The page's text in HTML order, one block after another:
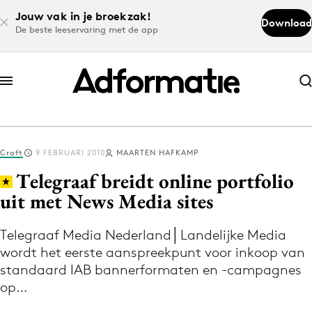
Jouw vak in je broekzak!
De beste leeservaring met de app
Download
Abonneer nu
Abonneer nu
Log in
Volg het laatste nieuws via de Adformatie
Nieuws app
Craft 9 FEBRUARI 2010 MAARTEN HAFKAMP
Telegraaf breidt online portfolio
uit met News Media sites
Telegraaf Media Nederland│Landelijke Media
wordt het eerste aanspreekpunt voor inkoop van
standaard IAB bannerformaten en -campagnes
op…